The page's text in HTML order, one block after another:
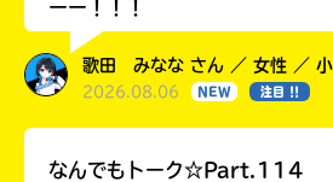
ーー！！！
歌田 みなな さん ／ 女性 ／
2026.08.06 NEW 注目 !!
なんでもトーク☆Part.114